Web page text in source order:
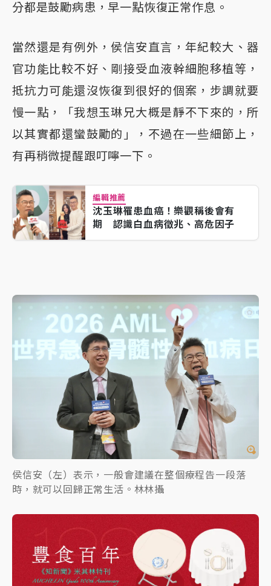
分都是鼓勵病患，早一點恢復正常作息。
當然還是有例外，侯信安直言，年紀較大、器
官功能比較不好、剛接受血液幹細胞移植等，
抵抗力可能還沒恢復到很好的個案，步調就要
慢一點，「我想玉琳兄大概是靜不下來的，所
以其實都還蠻鼓勵的」，不過在一些細節上，
有再稍微提醒跟叮嚀一下。
編輯推薦
沈玉琳罹患血癌！樂觀稱後會有
期 認識白血病徵兆、高危因子
侯信安（左）表示，一般會建議在整個療程告一段落
時，就可以回歸正常生活。林林攝